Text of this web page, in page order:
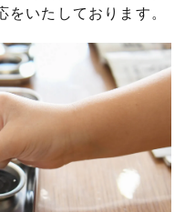
をいたしております。